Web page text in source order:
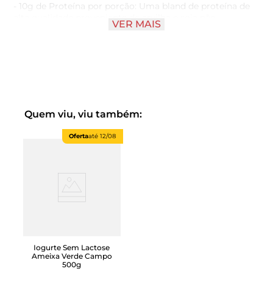
- 10g de Proteína por porção: Uma bland de proteína de
alta qualidade proveniente de ervilha e soja não
transgênica, essenciais para o suporte muscular e
celíacos.
- Zero lactose, zero glúten e colesterol: Uma escolha
segura e saudável.
ALÉRGICOS: CONTÉM SOJA. PODE CONTER CASTANHA-
DE-CAJU, AMÊNDOAS E AVEIA.
sabor irresistível a cada colherada.
VER MAIS
Quem viu, viu também:
Ofertaaté12/08
Iogurte Sem Lactose
Ameixa Verde Campo
500g